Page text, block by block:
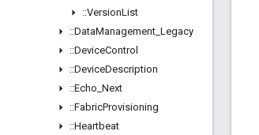
::VersionList
::DataManagement Legacy
::DeviceControl
::DeviceDescription
::Echo Next
::FabricProvisioning
::Heartbeat